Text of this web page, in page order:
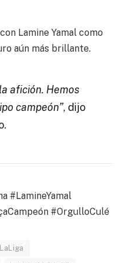
Lamine Yamal como
aún más brillante.
afición. Hemos
campeón”, dijo
#LamineYamal
#OrgulloCulé